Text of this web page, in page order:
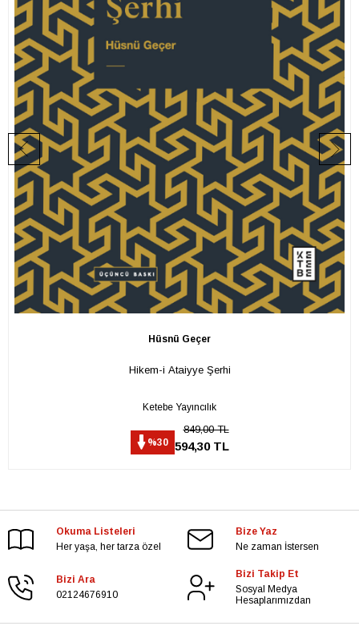
Hüsnü Geçer
Hikem-i Ataiyye Şerhi
Ketebe Yayıncılık
%30
849,00 TL
594,30 TL
Okuma Listeleri
Her yaşa, her tarza özel
Bize Yaz
Ne zaman İstersen
Bizi Ara
02124676910
Bizi Takip Et
Sosyal Medya
Hesaplarımızdan